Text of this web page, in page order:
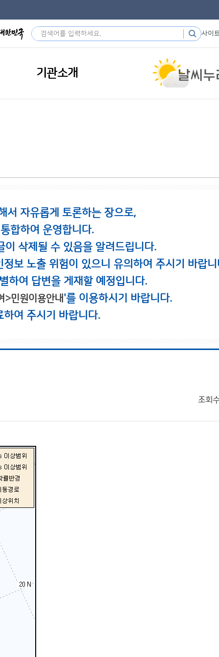
사이
기관소개
서 자유롭게 토론하는 장으로,
합하여 운영합니다.
삭제될 수 있음을 알려드립니다.
보 노출 위험이 있으니 유의하여 주시기 바랍니
하여 답변을 게재할 예정입니다.
>민원이용안내'를 이용하시기 바랍니다.
여 주시기 바랍니다.
조회